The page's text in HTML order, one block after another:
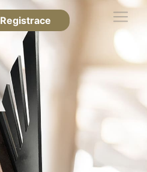
Registrace